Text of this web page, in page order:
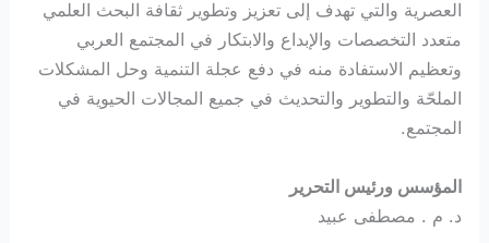
العصرية والتي تهدف إلى تعزيز وتطوير ثقافة البحث العلمي
متعدد التخصصات والإبداع والابتكار في المجتمع العربي
وتعظيم الاستفادة منه في دفع عجلة التنمية وحل المشكلات
الملحّة والتطوير والتحديث في جميع المجالات الحيوية في
المجتمع.
المؤسس ورئيس التحرير
د. م . مصطفى عبيد